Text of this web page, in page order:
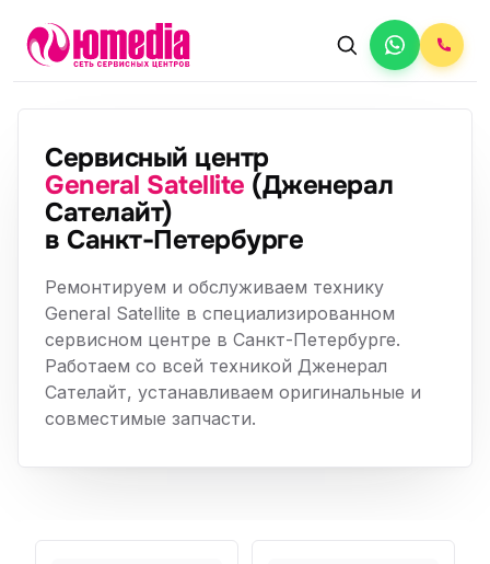
Сервисный центр
General Satellite (Дженерал
Сателайт)
в Санкт-Петербурге
Ремонтируем и обслуживаем технику
General Satellite в специализированном
сервисном центре в Санкт-Петербурге.
Работаем со всей техникой Дженерал
Сателайт, устанавливаем оригинальные и
совместимые запчасти.